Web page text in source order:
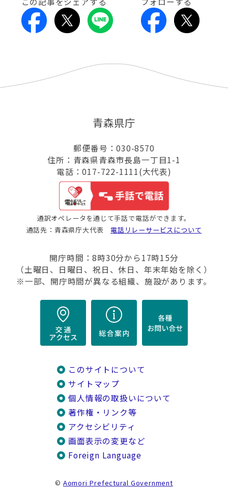
青森県庁
郵便番号：030-8570
住所：青森県青森市長島一丁目1-1
電話：017-722-1111(大代表)
通訳オペレータを通じて手話で電話ができます。
通話先：青森県庁大代表 電話リレーサービスについて
開庁時間：8時30分から17時15分
（土曜日、日曜日、祝日、休日、年末年始を除く）
※一部、開庁時間が異なる組織、施設があります。
このサイトについて
サイトマップ
個人情報の取扱いについて
著作権・リンク等
アクセシビリティ
画面表示の変更など
Foreign Language
© Aomori Prefectural Government